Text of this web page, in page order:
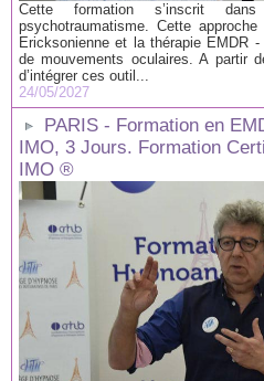
Cette formation s’inscrit
psychotraumatisme. Cette
Ericksonienne et la thérapie EMDR
de mouvements oculaires. A partir
d’intégrer ces outil...
24/05/2027
PARIS - Formation en
IMO, 3 Jours. Formation
IMO ®